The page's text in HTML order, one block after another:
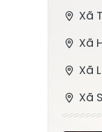
Xã
Xã
Xã
Xã